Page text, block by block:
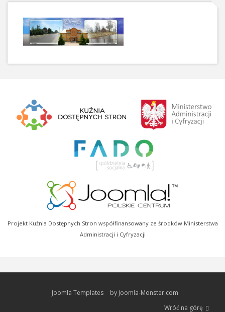
Projekt Kuźnia Dostępnych Stron współfinansowany ze środków Ministerstwa
Administracji i Cyfryzacji
Joomla Templates
by Joomla-Monster.com
Wróć na górę